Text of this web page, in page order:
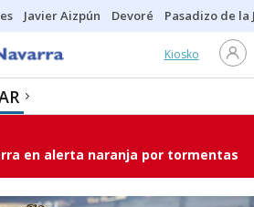
Javier Aizpún Devoré Pasadizo de la
Kiosko
en alerta naranja por tormentas